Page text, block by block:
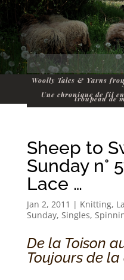
Woolly Tales & Yarns
Une chronique de fil
troupeau de
Sheep to
Sunday n°
Lace …
Jan 2, 2011 | Knitting,
Sunday, Singles,
De la Toison
Toujours de